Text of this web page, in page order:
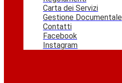
Carta dei Servizi
Gestione Documentale
Contatti
Facebook
Instagram